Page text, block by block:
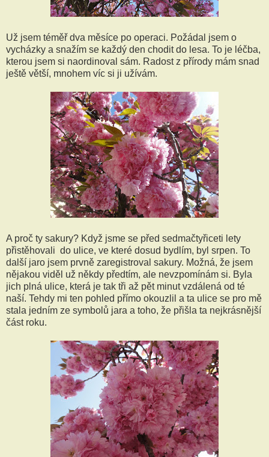
Už jsem téměř dva měsíce po operaci. Požádal jsem o
vycházky a snažím se každý den chodit do lesa. To je léčba,
kterou jsem si naordinoval sám. Radost z přírody mám snad
ještě větší, mnohem víc si ji užívám.
A proč ty sakury? Když jsme se před sedmačtyřiceti lety
přistěhovali do ulice, ve které dosud bydlím, byl srpen. To
další jaro jsem prvně zaregistroval sakury. Možná, že jsem
nějakou viděl už někdy předtím, ale nevzpomínám si. Byla
jich plná ulice, která je tak tři až pět minut vzdálená od té
naší. Tehdy mi ten pohled přímo okouzlil a ta ulice se pro mě
stala jedním ze symbolů jara a toho, že přišla ta nejkrásnější
část roku.